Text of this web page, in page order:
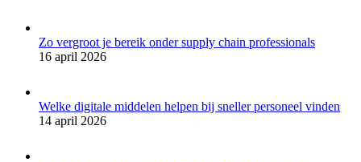
Zo vergroot je bereik onder supply chain professionals
16 april 2026
Welke digitale middelen helpen bij sneller personeel vinden
14 april 2026